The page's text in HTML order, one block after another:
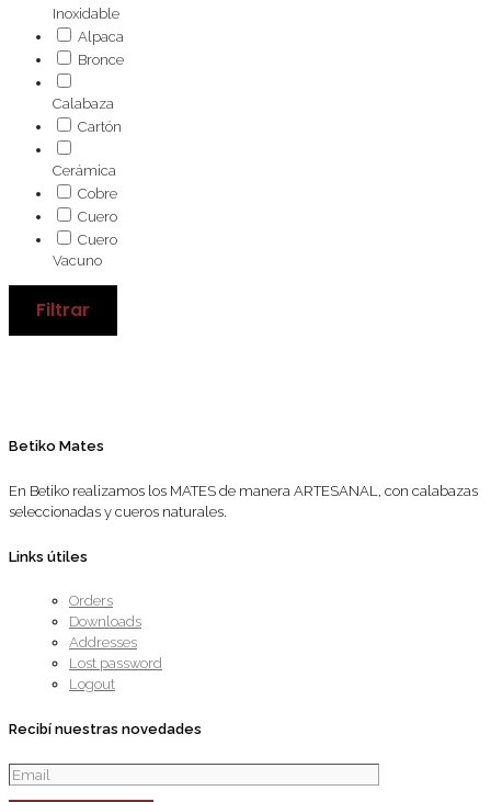
Inoxidable
Alpaca
Bronce
Calabaza
Cartón
Cerámica
Cobre
Cuero
Cuero
Vacuno
Filtrar
Betiko Mates
En Betiko realizamos los MATES de manera ARTESANAL, con calabazas
seleccionadas y cueros naturales.
Links útiles
Orders
Downloads
Addresses
Lost password
Logout
Recibí nuestras novedades